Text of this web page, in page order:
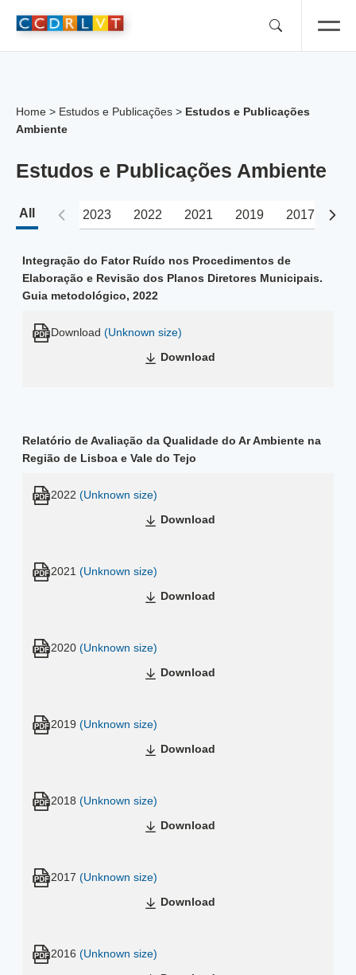
Home > Estudos e Publicações > Estudos e Publicações
Ambiente
Estudos e Publicações Ambiente
All 2023 2022 2021 2019 2017
Integração do Fator Ruído nos Procedimentos de
Elaboração e Revisão dos Planos Diretores Municipais.
Guia metodológico, 2022
Download (Unknown size)
Download
Relatório de Avaliação da Qualidade do Ar Ambiente na
Região de Lisboa e Vale do Tejo
2022 (Unknown size)
Download
2021 (Unknown size)
Download
2020 (Unknown size)
Download
2019 (Unknown size)
Download
2018 (Unknown size)
Download
2017 (Unknown size)
Download
2016 (Unknown size)